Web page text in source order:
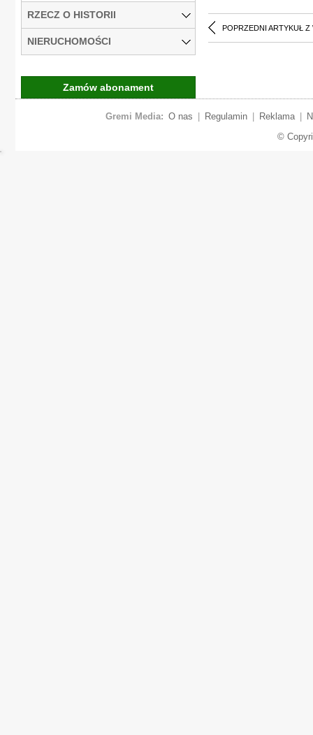
POPRZEDNI ARTYKUŁ Z
RZECZ O HISTORII
NIERUCHOMOŚCI
Zamów abonament
Gremi Media: O nas Regulamin Reklama
©